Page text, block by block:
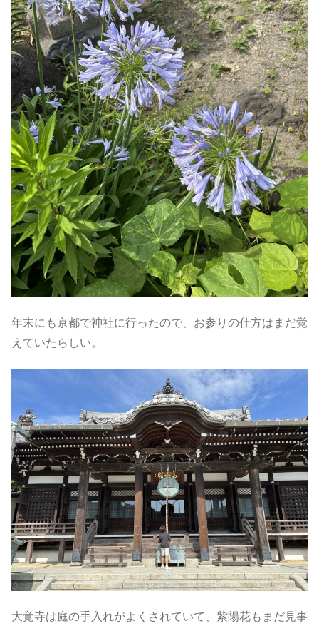
年末にも京都で神社に行ったので、お参りの仕方はまだ覚
えていたらしい。
大覚寺は庭の手入れがよくされていて、紫陽花もまだ見事